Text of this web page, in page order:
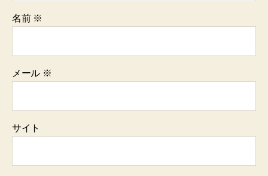
名前 ※
メール ※
サイト